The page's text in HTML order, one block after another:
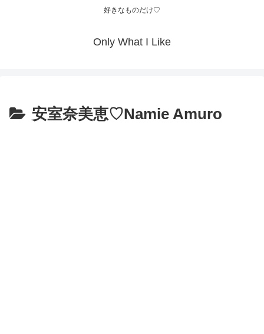
好きなものだけ♡
Only What I Like
安室奈美恵♡Namie Amuro